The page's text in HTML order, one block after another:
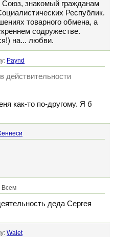
знакомый гражданам
Республик.
товарного обмена, а
содружестве.
на... любви.
Paynd
действительности
как-то по-другому. Я б
Всем
деда Сергея
Walet